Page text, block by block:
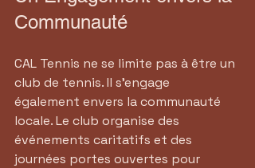
Communauté
CAL Tennis ne se limite pas à être un
club de tennis. Il s'engage
également envers la communauté
locale. Le club organise des
événements caritatifs et des
journées portes ouvertes pour